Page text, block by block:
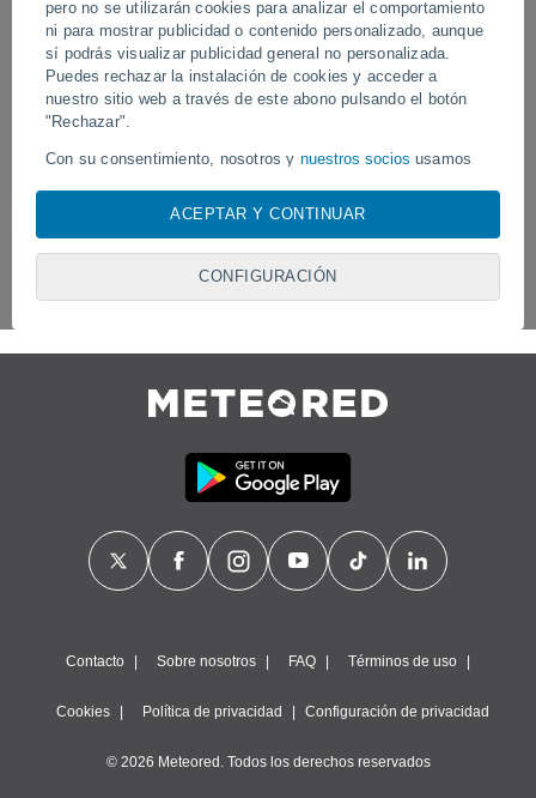
pero no se utilizarán cookies para analizar el comportamiento
ni para mostrar publicidad o contenido personalizado, aunque
sí podrás visualizar publicidad general no personalizada.
Puedes rechazar la instalación de cookies y acceder a
nuestro sitio web a través de este abono pulsando el botón
"Rechazar".
Con su consentimiento, nosotros y nuestros socios usamos
almacenar, acceder y procesar datos personales como su
identificadores de cookies. Es posible que algunos
proveedores traten tus datos personales en virtud de un
Nosotros y nuestros socios hacemos el siguiente
Almacenar la información en un dispositivo y/o acceder a
ella, uso de datos limitados para seleccionar anuncios
perfiles para seleccionar la publicidad personalizada, crear un
perfil para personalizar el contenido, uso de perfiles para la
selección de contenido personalizado, medir el rendimiento
desarrollo y mejora de los servicios, uso de datos limitados
mediante análisis de dispositivos, publicidad y contenido
ACEPTAR Y CONTINUAR
CONFIGURACIÓN
Un enorme diablo de polvo fue
avistado en Zapponeta, Italia
Pelotas, Brasil.
Síguenos
Contacto Sobre nosotros FAQ Términos de uso
Cookies Política de privacidad Configuración de privacidad
© 2026 Meteored. Todos los derechos reservados